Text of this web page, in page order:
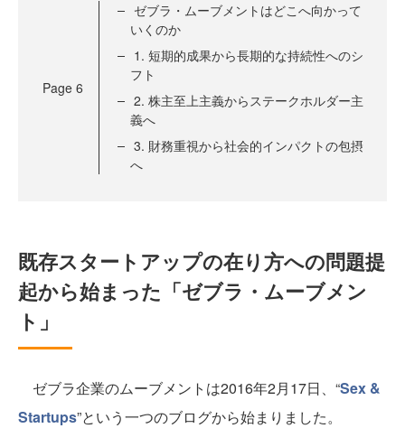
Page 6
ゼブラ・ムーブメントはどこへ向かって
いくのか
1. 短期的成果から長期的な持続性へのシ
フト
2. 株主至上主義からステークホルダー主
義へ
3. 財務重視から社会的インパクトの包摂
へ
既存スタートアップの在り方への問題提
起から始まった「ゼブラ・ムーブメン
ト」
ゼブラ企業のムーブメントは2016年2月17日、“Sex &
Startups”という一つのブログから始まりました。